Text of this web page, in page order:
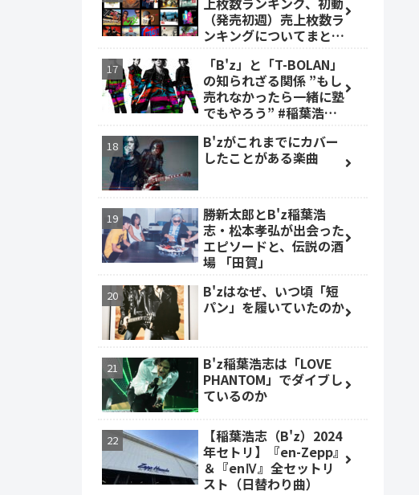
（発売初週）売上枚数ラ
ンキングについてまとめ
「B'z」と「T-BOLAN」
の知られざる関係 ”もし
売れなかったら一緒に塾
でもやろう” #稲葉浩志
B'zがこれまでにカバー
したことがある楽曲
勝新太郎とB'z稲葉浩
志・松本孝弘が出会った
エピソードと、伝説の酒
場 「田賀」
B'zはなぜ、いつ頃「短
パン」を履いていたのか
B'z稲葉浩志は「LOVE
PHANTOM」でダイブし
ているのか
【稲葉浩志（B'z）2024
年セトリ】『en-Zepp』
＆『enⅣ』全セットリ
スト（日替わり曲）